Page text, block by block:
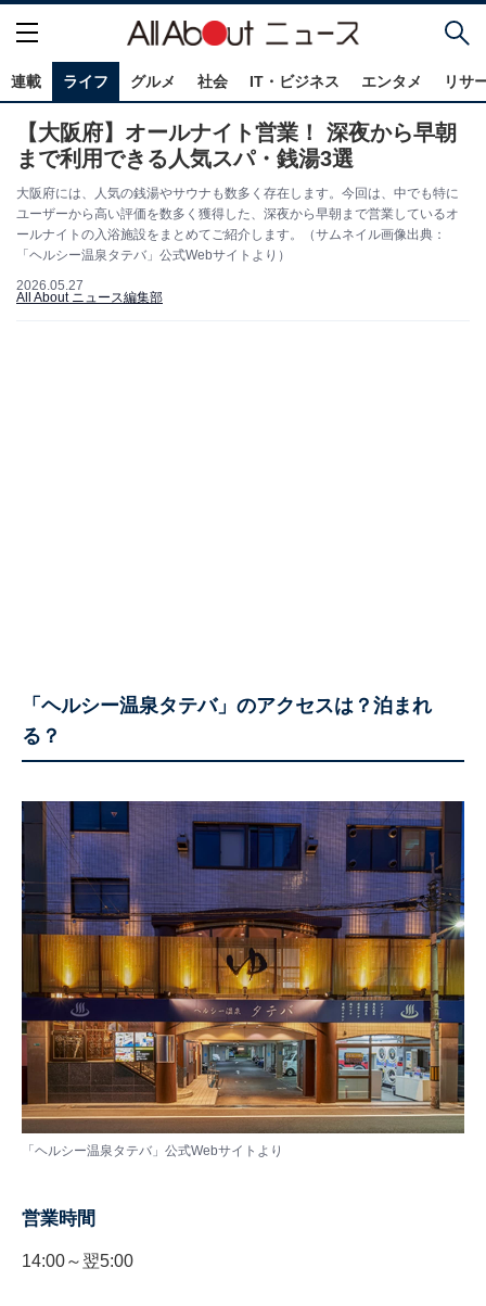
連載 ライフ グルメ 社会 IT・ビジネス エンタメ リサ
【大阪府】オールナイト営業！ 深夜から早朝
まで利用できる人気スパ・銭湯3選
大阪府には、人気の銭湯やサウナも数多く存在します。今回は、中でも特に
ユーザーから高い評価を数多く獲得した、深夜から早朝まで営業しているオ
ールナイトの入浴施設をまとめてご紹介します。（サムネイル画像出典：
「ヘルシー温泉タテバ」公式Webサイトより）
2026.05.27
All About ニュース編集部
「ヘルシー温泉タテバ」のアクセスは？泊まれ
る？
「ヘルシー温泉タテバ」公式Webサイトより
営業時間
14:00～翌5:00